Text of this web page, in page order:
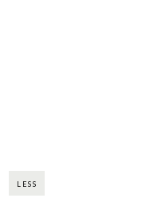
LESS